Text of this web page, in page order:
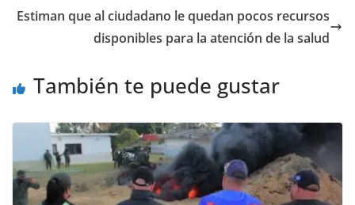
Estiman que al ciudadano le quedan pocos recursos
disponibles para la atención de la salud
También te puede gustar